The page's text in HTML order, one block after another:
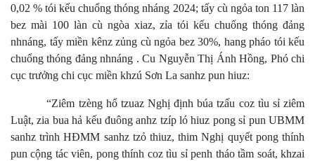
0,02 % tói kếu chuổng thóng nháng 2024; tấy cù ngỏa ton 117 làn
bez mài 100 làn cù ngòa xiaz, zỉa tói kếu chuổng thóng đảng
nhnáng, tấy miền kênz zủng cù ngỏa bez 30%, hang pháo tói kếu
chuổng thóng đảng nhnáng . Cu Nguyễn Thị Ánh Hồng, Phó chi
cục trưởng chi cục miền khzú Sơn La sanhz pun hiuz:
“Ziêm tzèng hổ tzuaz Nghị định búa tzấu coz tìu sỉ ziêm
Luật, zia bua hả kếu đuông anhz tzíp ló hiuz pong sỉ pun UBMM
sanhz trình HĐMM sanhz tzỏ thiuz, thim Nghị quyết pong thính
pun cộng tác viên, pong thính coz tìu sỉ penh tháo tầm soát, khzai